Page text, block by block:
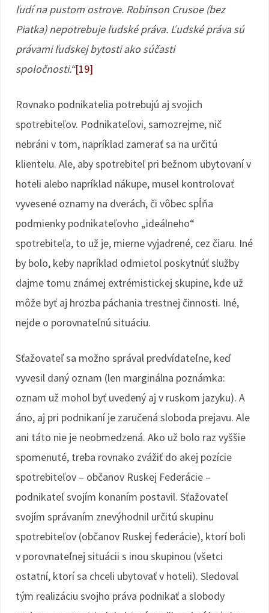
ľudí na pustom ostrove. Robinson Crusoe (bez
Piatka) nepotrebuje ľudské práva. Ľudské práva sú
právami ľudskej bytosti ako súčasti
spoločnosti.“[19]
Rovnako podnikatelia potrebujú aj svojich
spotrebiteľov. Podnikateľovi, samozrejme, nič
nebráni v tom, napríklad zamerať sa na určitú
klientelu. Ale, aby spotrebiteľ pri bežnom ubytovaní v
hoteli alebo napríklad nákupe, musel kontrolovať
vyvesené oznamy na dverách, či vôbec spĺňa
podmienky podnikateľovho „ideálneho“
spotrebiteľa, to už je, mierne vyjadrené, cez čiaru. Iné
by bolo, keby napríklad odmietol poskytnúť služby
dajme tomu známej extrémistickej skupine, kde už
môže byť aj hrozba páchania trestnej činnosti. Iné,
nejde o porovnateľnú situáciu.
Sťažovateľ sa možno správal predvídateľne, keď
vyvesil daný oznam (len marginálna poznámka:
oznam už mohol byť uvedený aj v ruskom jazyku). A
áno, aj pri podnikaní je zaručená sloboda prejavu. Ale
ani táto nie je neobmedzená. Ako už bolo raz vyššie
spomenuté, treba rovnako zvážiť do akej pozície
spotrebiteľov – občanov Ruskej Federácie –
podnikateľ svojím konaním postavil. Sťažovateľ
svojím správaním znevýhodnil určitú skupinu
spotrebiteľov (občanov Ruskej federácie), ktorí boli
v porovnateľnej situácii s inou skupinou (všetci
ostatní, ktorí sa chceli ubytovať v hoteli). Sledoval
tým realizáciu svojho práva podnikať a slobody